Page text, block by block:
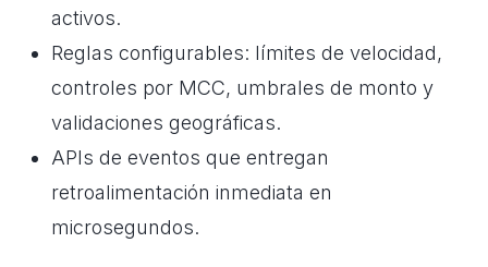
activos.
Reglas configurables: límites de velocidad,
controles por MCC, umbrales de monto y
validaciones geográficas.
APIs de eventos que entregan
retroalimentación inmediata en
microsegundos.